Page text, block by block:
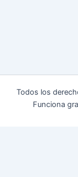
Todos los
Funciona